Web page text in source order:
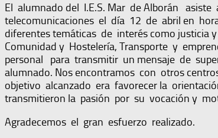
El alumnado del I.E.S. Mar de Alborán asiste
telecomunicaciones el día 12 de abril en
diferentes temáticas de interés como justicia
Comunidad y Hostelería, Transporte y
personal para transmitir un mensaje de
alumnado. Nos encontramos con otros
objetivo alcanzado era favorecer la
transmitieron la pasión por su vocación y
Agradecemos el gran esfuerzo realizado.